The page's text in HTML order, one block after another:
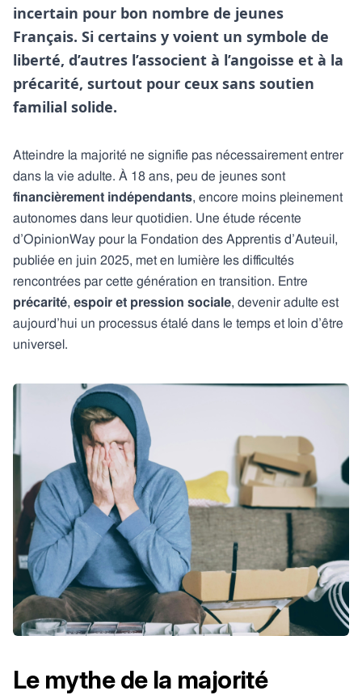
incertain pour bon nombre de jeunes
Français. Si certains y voient un symbole de
liberté, d’autres l’associent à l’angoisse et à la
précarité, surtout pour ceux sans soutien
familial solide.
Atteindre la majorité ne signifie pas nécessairement entrer
dans la vie adulte. À 18 ans, peu de jeunes sont
financièrement indépendants, encore moins pleinement
autonomes dans leur quotidien. Une étude récente
d’OpinionWay pour la Fondation des Apprentis d’Auteuil,
publiée en juin 2025, met en lumière les difficultés
rencontrées par cette génération en transition. Entre
précarité, espoir et pression sociale, devenir adulte est
aujourd’hui un processus étalé dans le temps et loin d’être
universel.
Le mythe de la majorité